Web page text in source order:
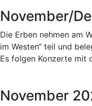
November/
Die Erben nehmen am
im Westen“ teil und
Es folgen Konzerte mit
November